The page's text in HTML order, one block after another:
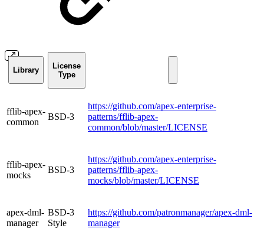
Library
License
Type
fflib-apex-
common
BSD-3
https://github.com/apex-enterprise-
patterns/fflib-apex-
common/blob/master/LICENSE
fflib-apex-
mocks
BSD-3
https://github.com/apex-enterprise-
patterns/fflib-apex-
mocks/blob/master/LICENSE
apex-dml-
manager
BSD-3
Style
https://github.com/patronmanager/apex-dml-
manager